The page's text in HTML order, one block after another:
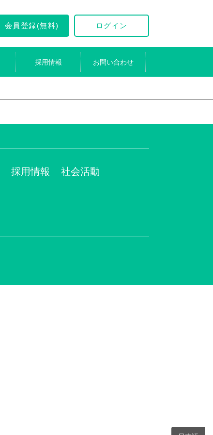
会員登録(無料) ログイン
採用情報 お問い合わせ
採用情報 社会活動